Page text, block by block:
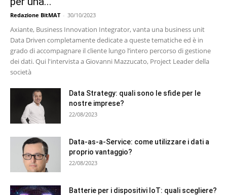
Redazione BitMAT - 30/10/2023
Axiante, Business Innovation Integrator, vanta una business unit
Data Driven completamente dedicate a queste tematiche ed è in
grado di accompagnare il cliente lungo l’intero percorso di gestione
dei dati. Qui l'intervista a Giovanni Mazzucato, Project Leader della
società
Data Strategy: quali sono le sfide per le
nostre imprese?
22/08/2023
Data-as-a-Service: come utilizzare i dati a
proprio vantaggio?
22/08/2023
Batterie per i dispositivi IoT: quali scegliere?